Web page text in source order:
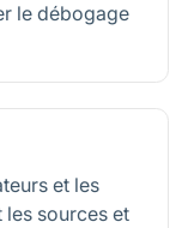
le débogage
et les
les sources et